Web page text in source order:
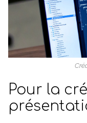
Pour la